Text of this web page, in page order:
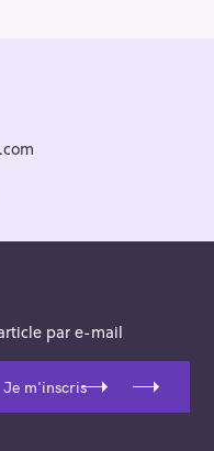
par e-mail
Je m'inscris